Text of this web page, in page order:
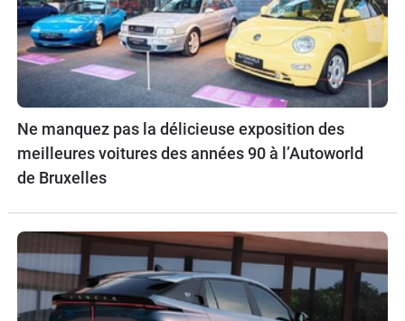
Ne manquez pas la délicieuse exposition des
meilleures voitures des années 90 à l’Autoworld
de Bruxelles